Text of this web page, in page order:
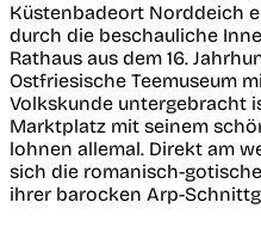
Küstenbadeort Norddeich
durch die beschauliche
Rathaus aus dem 16.
Ostfriesische Teemuseum
Volkskunde untergebracht
Marktplatz mit seinem
lohnen allemal. Direkt am
sich die romanisch-
ihrer barocken Arp-